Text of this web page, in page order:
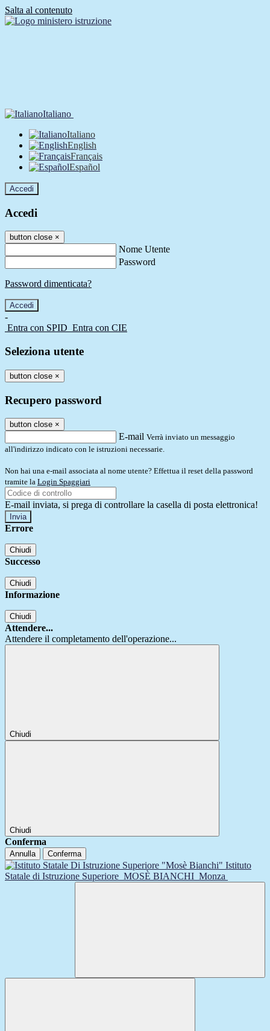
Salta al contenuto
Italiano
Italiano
English
Français
Español
Accedi
Accedi
button close ×
Nome Utente
Password
Password dimenticata?
-
Entra con SPID Entra con CIE
Seleziona utente
button close ×
Recupero password
button close ×
E-mail Verrà inviato un messaggio
all'indirizzo indicato con le istruzioni necessarie.
Non hai una e-mail associata al nome utente? Effettua il reset della password
tramite la Login Spaggiari
E-mail inviata, si prega di controllare la casella di posta elettronica!
Errore
Chiudi
Successo
Chiudi
Informazione
Chiudi
Attendere...
Attendere il completamento dell'operazione...
Chiudi
Chiudi
Conferma
Annulla Conferma
Istituto
Statale di Istruzione Superiore MOSÈ BIANCHI Monza